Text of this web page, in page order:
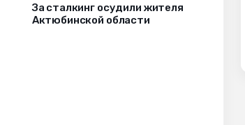
За сталкинг осудили жителя
Актюбинской области